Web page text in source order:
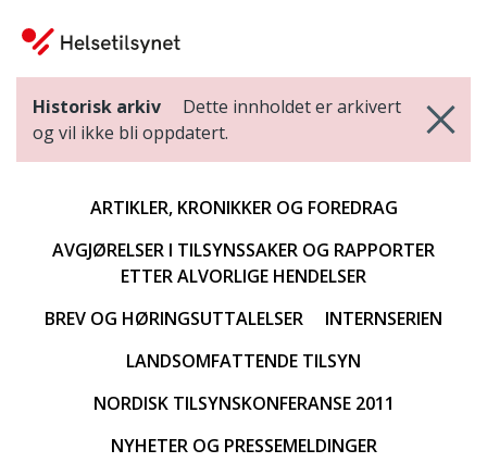
Historisk arkiv
Dette innholdet er arkivert
og vil ikke bli oppdatert.
ARTIKLER, KRONIKKER OG FOREDRAG
AVGJØRELSER I TILSYNSSAKER OG RAPPORTER
ETTER ALVORLIGE HENDELSER
BREV OG HØRINGSUTTALELSER
INTERNSERIEN
LANDSOMFATTENDE TILSYN
NORDISK TILSYNSKONFERANSE 2011
NYHETER OG PRESSEMELDINGER